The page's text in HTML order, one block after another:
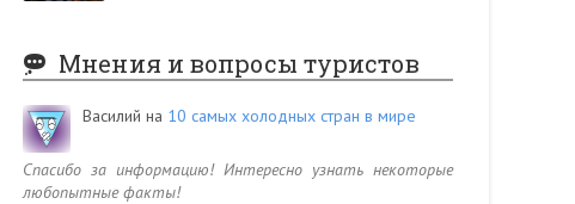
Мнения и вопросы туристов
Василий на 10 самых холодных стран в мире
Спасибо за информацию! Интересно узнать некоторые
любопытные факты!